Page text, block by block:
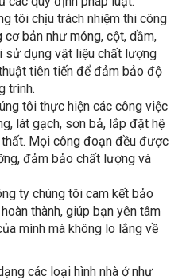
tôi chịu trách nhiệm thi công
bản như móng, cột, dầm,
sử dụng vật liệu chất lượng
tiên tiến để đảm bảo độ
trình.
tôi thực hiện các công việc
lát gạch, sơn bả, lắp đặt hệ
Mọi công đoạn đều được
đảm bảo chất lượng và
ty chúng tôi cam kết bảo
thành, giúp bạn yên tâm
mình mà không lo lắng về
các loại hình nhà ở như